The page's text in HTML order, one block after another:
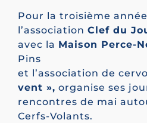
Pour la troisième
l’association Clef du
avec la Maison Perce-
Pins
et l’association de
vent », organise ses
rencontres de mai
Cerfs-Volants.